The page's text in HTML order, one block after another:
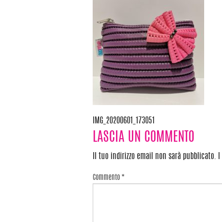
Navigazione
articoli
IMG_20200601_173051
LASCIA UN COMMENTO
Il tuo indirizzo email non sarà pubblicato.
Commento *